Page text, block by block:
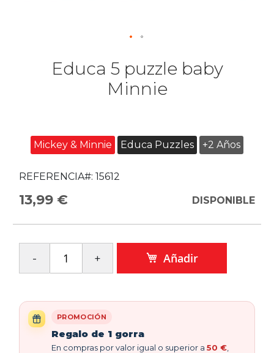
Educa 5 puzzle baby
Minnie
Mickey & Minnie Educa Puzzles +2 Años
REFERENCIA#: 15612
13,99 € DISPONIBLE
Añadir
PROMOCIÓN
Regalo de 1 gorra
En compras por valor igual o superior a 50 €